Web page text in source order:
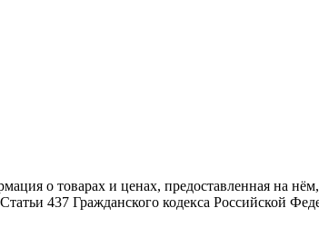
о товарах и ценах, предоставленная на
437 Гражданского кодекса Российской